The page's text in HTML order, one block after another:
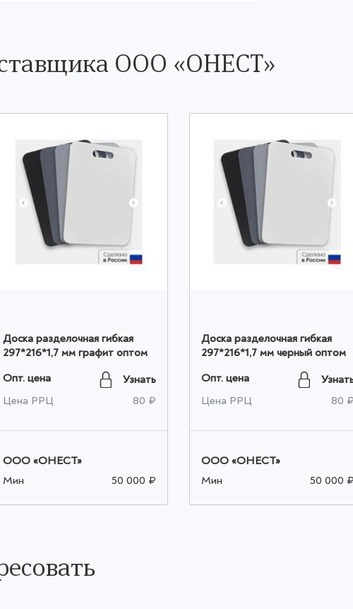
ООО «ОНЕСТ»
Доска разделочная гибкая
297*216*1,7 мм графит оптом
Опт. цена
Узнать
Цена РРЦ
80 ₽
ООО «ОНЕСТ»
Мин
50 000 ₽
Доска разделочная гибкая
297*216*1,7 мм черный оптом
Опт. цена
Цена РРЦ
80 ₽
ООО «ОНЕСТ»
Мин
50 000 ₽